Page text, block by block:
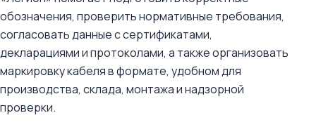
обозначения, проверить нормативные требования,
согласовать данные с сертификатами,
декларациями и протоколами, а также организовать
маркировку кабеля в формате, удобном для
производства, склада, монтажа и надзорной
проверки.